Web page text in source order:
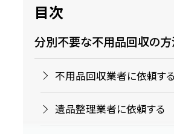
目次
分別不要な不用品回収の
不用品回収業者に依頼する
遺品整理業者に依頼する